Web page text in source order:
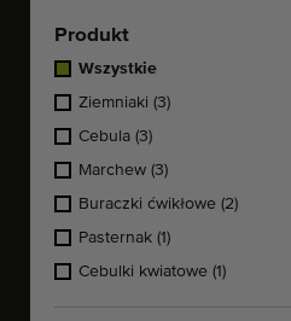
Produkt
Wszystkie
Ziemniaki (3)
Cebula (3)
Marchew (3)
Buraczki ćwikłowe (2)
Pasternak (1)
Cebulki kwiatowe (1)